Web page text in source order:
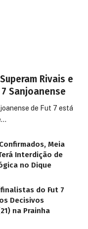
Rivais e
Sanjoanense
de Fut 7 está
Meia
Interdição de
no Dique
do Fut 7
Decisivos
na Prainha